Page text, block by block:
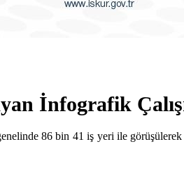
İnfografik
86 bin 41 iş yeri ile görüşülerek